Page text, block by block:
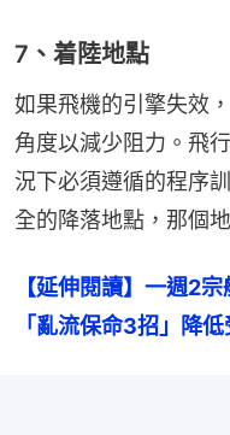
7、着陸地點
如果飛機的引擎失效
角度以減少阻力。飛
況下必須遵循的程序
全的降落地點，那個
【延伸閱讀】一週2
「亂流保命3招」降